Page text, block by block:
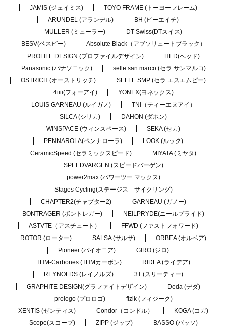
JAMIS (ジェイミス)
TOYO FRAME (トーヨーフレーム)
ARUNDEL (アランデル)
BH (ビーエイチ)
MULLER (ミューラー)
DT Swiss(DTスイス)
BESV(ベスビー)
Absolute Black（アブソリュートブラック）
PROFILE DESIGN (プロファイルデザイン)
HED(ヘッド)
Panasonic (パナソニック)
selle san marco (セラ サンマルコ)
OSTRICH (オーストリッチ)
SELLE SMP (セラ エスエムピー)
4iiii(フォーアイ)
YONEX(ヨネックス)
LOUIS GARNEAU (ルイガノ)
TNI（ティーエヌアイ）
SILCA (シリカ)
DAHON (ダホン)
WINSPACE (ウィンスペース)
SEKA (セカ)
PENNAROLA(ペンナローラ)
LOOK (ルック)
CeramicSpeed (セラミックスピード)
MIYATA (ミヤタ)
SPEEDVARGEN (スピードバーゲン)
power2max (パワーツー マックス)
Stages Cycling(ステージス サイクリング)
CHAPTER2(チャプター2)
GARNEAU (ガノー)
BONTRAGER (ボントレガー)
NEILPRYDE(ニールプライド)
ASTVTE（アスチュート）
FFWD (ファストフォワード)
ROTOR (ローター)
SALSA (サルサ)
ORBEA (オルベア)
Pioneer (パイオニア)
GIRO (ジロ)
THM-Carbones (THMカーボン)
RIDEA (ライデア)
REYNOLDS (レイノルズ)
3T (スリーティー)
GRAPHITE DESIGN(グラファイトデザイン)
Deda (デダ)
prologo (プロロゴ)
fizik (フィジーク)
XENTIS (ゼンティス)
Condor（コンドル）
KOGA (コガ)
Scope(スコープ)
ZIPP (ジップ)
BASSO (バッソ)